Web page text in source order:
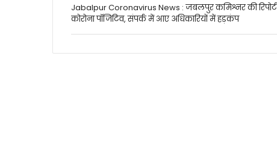
Jabalpur Coronavirus News : जबलपुर कमिश्नर की रिपोर्ट
कोरोना पॉजिटिव, संपर्क में आए अधिकारियों में हड़कंप